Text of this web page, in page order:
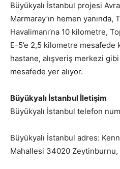
Büyükyalı İstanbul projesi
Marmaray’ın hemen yanında,
Havalimanı’na 10 kilometre,
E-5’e 2,5 kilometre mesafede
hastane, alışveriş merkezi
mesafede yer alıyor.
Büyükyalı İstanbul İletişim
Büyükyalı İstanbul telefon
Büyükyalı İstanbul adres:
Mahallesi 34020